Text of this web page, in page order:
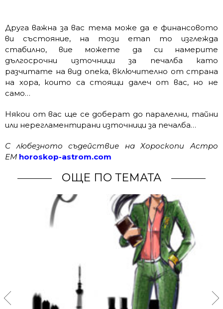
Друга важна за вас тема може да е финансовото
ви състояние, на този етап то изглежда
стабилно, вие можете да си намерите
дългосрочни източници за печалба като
разчитате на вид опека, включително от страна
на хора, които са стоящи далеч от вас, но не
само…
Някои от вас ще се доберат до паралелни, тайни
или нерегламентирани източници за печалба…
С любезното съдействие на Хороскопи Астро
ЕМ horoskop-astrom.com
ОЩЕ ПО ТЕМАТА